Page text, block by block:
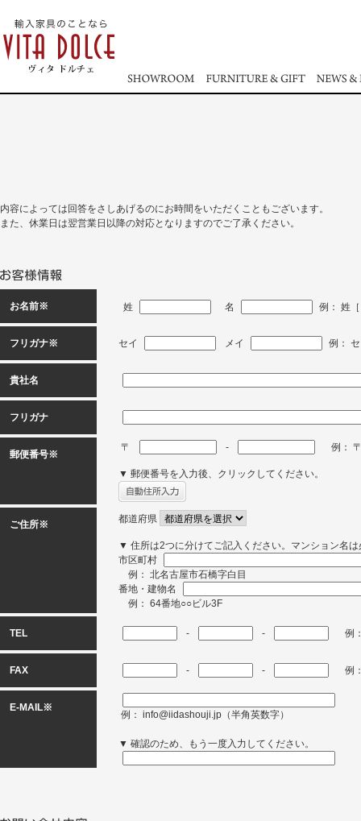
内容によっては回答をさしあげるのにお時間をいただくこともございます。
また、休業日は翌営業日以降の対応となりますのでご了承ください。
お名前※ 姓 名 例： 姓
フリガナ※ セイ メイ 例：
貴社名
フリガナ
郵便番号※
〒 - 例：
▼ 郵便番号を入力後、クリックしてください。
ご住所※ 都道府県
▼ 住所は2つに分けてご記入ください。マンション名
市区町村
例： 北名古屋市石橋字白目
番地・建物名
例： 64番地○○ビル3F
TEL - - 例：
FAX - - 例：
E-MAIL※
例： info@iidashouji.jp（半角英数字）
▼ 確認のため、もう一度入力してください。